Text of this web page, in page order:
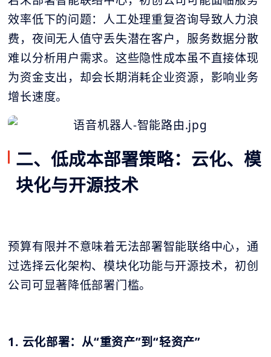
效率低下的问题：人工处理重复咨询导致人力浪
费，夜间无人值守丢失潜在客户，服务数据分散
难以分析用户需求。这些隐性成本虽不直接体现
为资金支出，却会长期消耗企业资源，影响业务
增长速度。
二、低成本部署策略：云化、模
块化与开源技术
预算有限并不意味着无法部署智能联络中心，通
过选择云化架构、模块化功能与开源技术，初创
公司可显著降低部署门槛。
1. 云化部署：从“重资产”到“轻资产”